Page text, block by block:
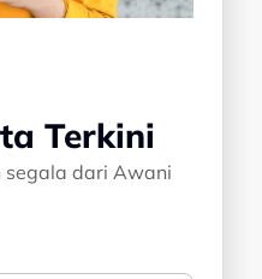
Terkini
segala dari Awani